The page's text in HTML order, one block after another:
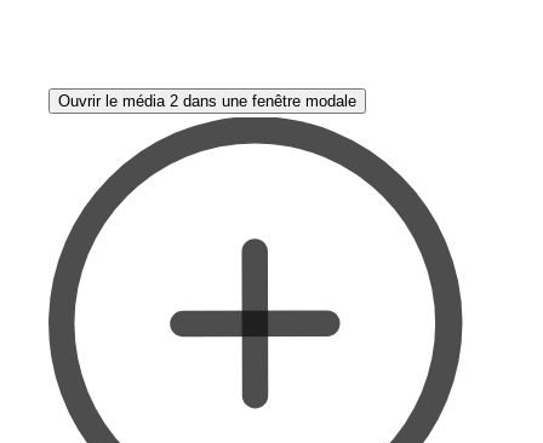
Ouvrir le média 2 dans une fenêtre modale